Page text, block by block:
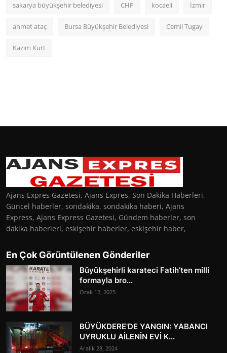
sakarya büyükşehir belediyesi CHP kocaeli İzmir
ahmet ataç Bursa Büyükşehir Belediyesi Cemil Tugay
Kazım Kurt
Ajans Expres Gazetesi, Ajans Expres, Son Dakika Haberleri,
Güncel haberler, sondakika, sondakika haberi, Ajans
Express, Ajans Express Gazetesi, Gündem haberler, son
dakika haberleri, eskişehir haberler, eskişehir haber,
En Çok Görüntülenen Gönderiler
Büyükşehirli karateci Fatih’ten milli
formayla bro...
Ocak 12, 2025
BÜYÜKDERE'DE YANGIN: YABANCI
UYRUKLU AİLENİN EVİ K...
Aralık 28, 2024